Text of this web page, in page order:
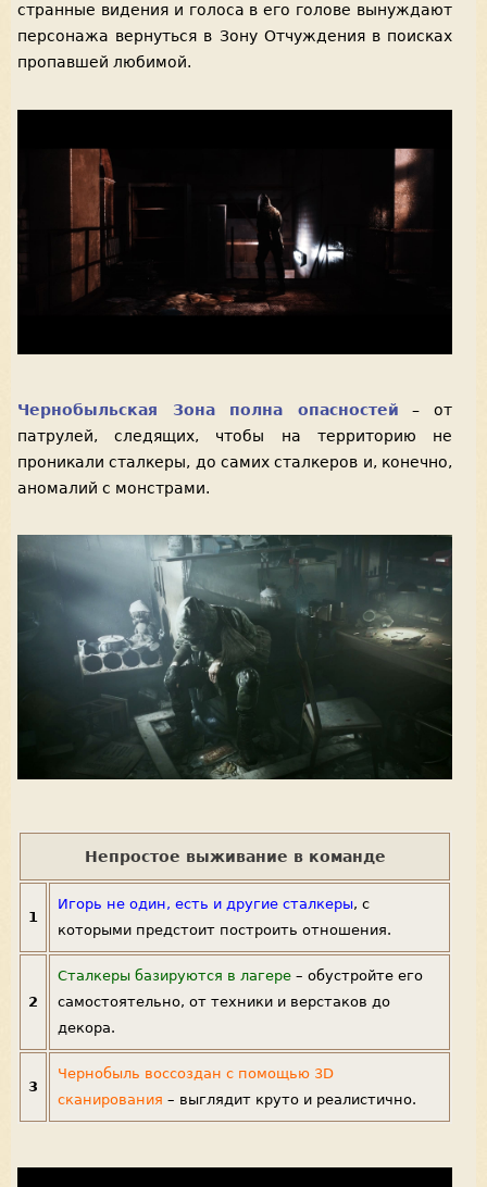
странные видения и голоса в его голове вынуждают
персонажа вернуться в Зону Отчуждения в поисках
пропавшей любимой.
Чернобыльская Зона полна опасностей – от
патрулей, следящих, чтобы на территорию не
проникали сталкеры, до самих сталкеров и, конечно,
аномалий с монстрами.
Непростое выживание в команде
1
Игорь не один, есть и другие сталкеры, с
которыми предстоит построить отношения.
2
Сталкеры базируются в лагере – обустройте его
самостоятельно, от техники и верстаков до
декора.
3
Чернобыль воссоздан с помощью 3D
сканирования – выглядит круто и реалистично.